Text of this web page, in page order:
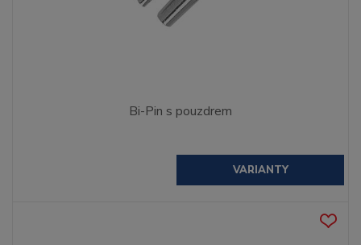
Bi-Pin s pouzdrem
VARIANTY